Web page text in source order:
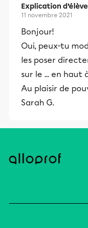
Explication d’élève
11 novembre 2021
Bonjour!
Oui, peux-tu
les poser
sur le ... en haut
Au plaisir de
Sarah G.